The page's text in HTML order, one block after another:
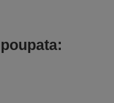
poupata: